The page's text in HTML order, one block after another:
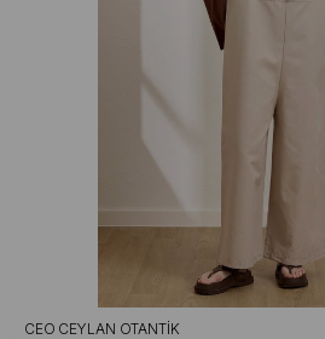
CEO CEYLAN OTANTIK